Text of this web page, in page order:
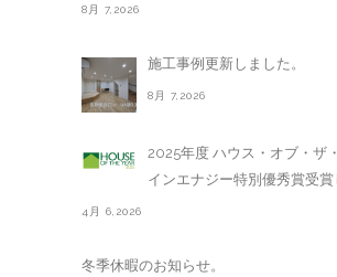
8月 7,2026
施工事例更新しました。
8月 7,2026
2025年度 ハウス・オブ・ザ
インエナジー特別優秀賞受賞
4月 6,2026
冬季休暇のお知らせ。